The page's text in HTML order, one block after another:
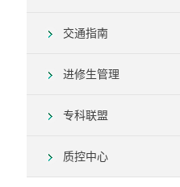
交通指南
进修生管理
专科联盟
质控中心